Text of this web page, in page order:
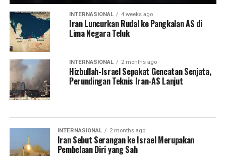
INTERNASIONAL 4 weeks ago
Iran Luncurkan Rudal ke Pangkalan AS di
Lima Negara Teluk
INTERNASIONAL 2 months ago
Hizbullah-Israel Sepakat Gencatan Senjata,
Perundingan Teknis Iran-AS Lanjut
INTERNASIONAL 2 months ago
Iran Sebut Serangan ke Israel Merupakan
Pembelaan Diri yang Sah